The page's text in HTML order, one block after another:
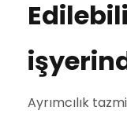
Ayrımcılık